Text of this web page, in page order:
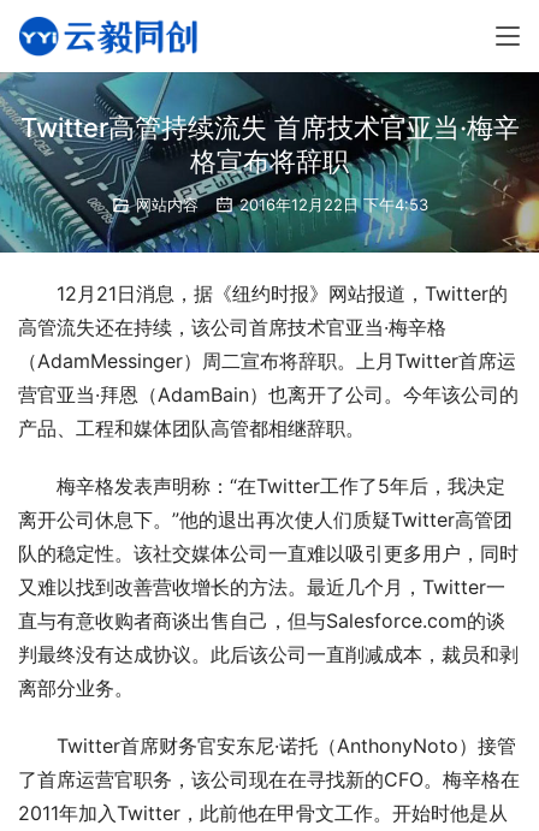
Twitter高管持续流失 首席技术官亚当·梅辛
格宣布将辞职
网站内容 2016年12月22日 下午4:53
12月21日消息，据《纽约时报》网站报道，Twitter的
高管流失还在持续，该公司首席技术官亚当·梅辛格
（AdamMessinger）周二宣布将辞职。上月Twitter首席运
营官亚当·拜恩（AdamBain）也离开了公司。今年该公司的
产品、工程和媒体团队高管都相继辞职。
梅辛格发表声明称：“在Twitter工作了5年后，我决定
离开公司休息下。”他的退出再次使人们质疑Twitter高管团
队的稳定性。该社交媒体公司一直难以吸引更多用户，同时
又难以找到改善营收增长的方法。最近几个月，Twitter一
直与有意收购者商谈出售自己，但与Salesforce.com的谈
判最终没有达成协议。此后该公司一直削减成本，裁员和剥
离部分业务。
Twitter首席财务官安东尼·诺托（AnthonyNoto）接管
了首席运营官职务，该公司现在在寻找新的CFO。梅辛格在
2011年加入Twitter，此前他在甲骨文工作。开始时他是从